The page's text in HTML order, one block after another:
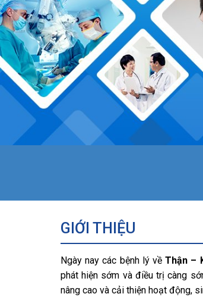
GIỚI THIỆU
Ngày nay các bệnh lý vềThận –
phát hiện sớm và điều trị càng
nâng cao và cải thiện hoạt động,